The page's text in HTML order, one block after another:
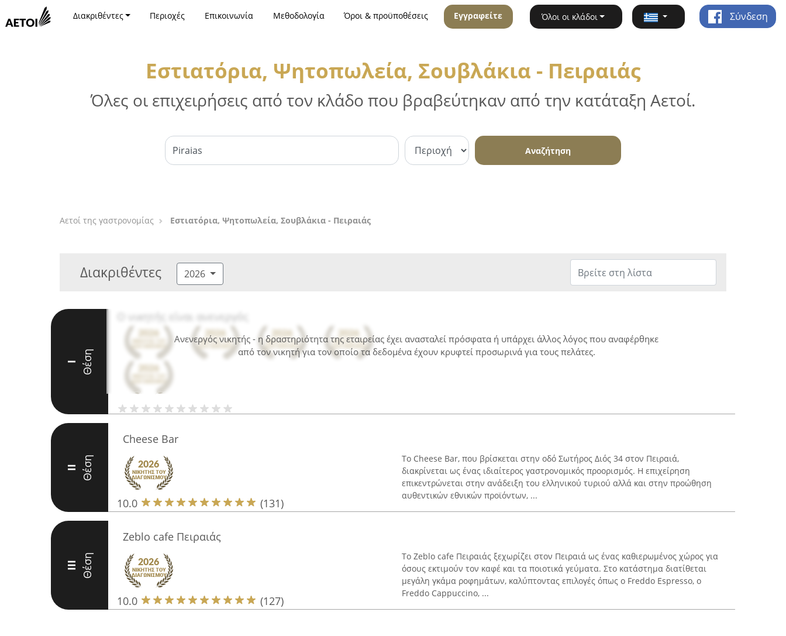
Διακριθέντες Περιοχές Επικοινωνία Μεθοδολογία Όροι & προϋποθέσεις Εγγραφείτε Όλοι οι κλάδοι Σύνδεση
Εστιατόρια, Ψητοπωλεία, Σουβλάκια - Πειραιάς
Όλες οι επιχειρήσεις από τον κλάδο που βραβεύτηκαν από την κατάταξη Αετοί.
Αναζήτηση
Αετοί της γαστρονομίας Εστιατόρια, Ψητοπωλεία, Σουβλάκια - Πειραιάς
Διακριθέντες 2026
Ανενεργός νικητής - η δραστηριότητα της εταιρείας έχει ανασταλεί πρόσφατα ή υπάρχει άλλος λόγος που αναφέρθηκε
από τον νικητή για τον οποίο τα δεδομένα έχουν κρυφτεί προσωρινά για τους πελάτες.
I Θέση
Ο νικητής είναι ανενεργός
II Θέση
Cheese Bar
10.0 (131)
Το Cheese Bar, που βρίσκεται στην οδό Σωτήρος Διός 34 στον Πειραιά,
διακρίνεται ως ένας ιδιαίτερος γαστρονομικός προορισμός. Η επιχείρηση
επικεντρώνεται στην ανάδειξη του ελληνικού τυριού αλλά και στην προώθηση
αυθεντικών εθνικών προϊόντων, ...
III Θέση
Zeblo cafe Πειραιάς
10.0 (127)
Το Zeblo cafe Πειραιάς ξεχωρίζει στον Πειραιά ως ένας καθιερωμένος χώρος για
όσους εκτιμούν τον καφέ και τα ποιοτικά γεύματα. Στο κατάστημα διατίθεται
μεγάλη γκάμα ροφημάτων, καλύπτοντας επιλογές όπως ο Freddo Espresso, ο
Freddo Cappuccino, ...